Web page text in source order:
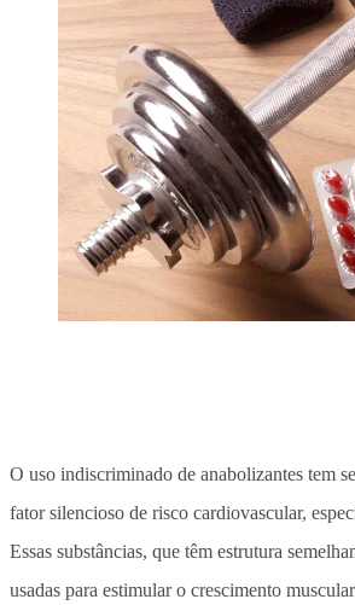
O uso indiscriminado de anabolizantes tem
fator silencioso de risco cardiovascular,
Essas substâncias, que têm estrutura
usadas para estimular o crescimento